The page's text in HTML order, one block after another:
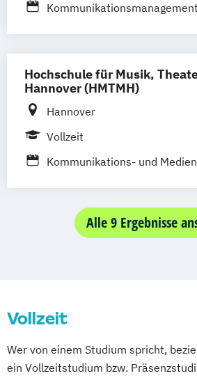
Kommunikationsmanagement
Medienmanagement
Hochschule für Musik,
Hannover (HMTMH)
Hannover
Vollzeit
Kommunikations- und
Alle 9 Ergebnisse
Vollzeit
Wer von einem Studium spricht,
ein Vollzeitstudium bzw.